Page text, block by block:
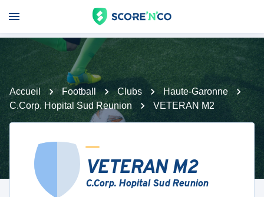
Accueil Football Clubs
Haute-Garonne
C.Corp. Hopital Sud Reunion
VETERAN M2
VETERAN M2
C.Corp. Hopital Sud Reunion